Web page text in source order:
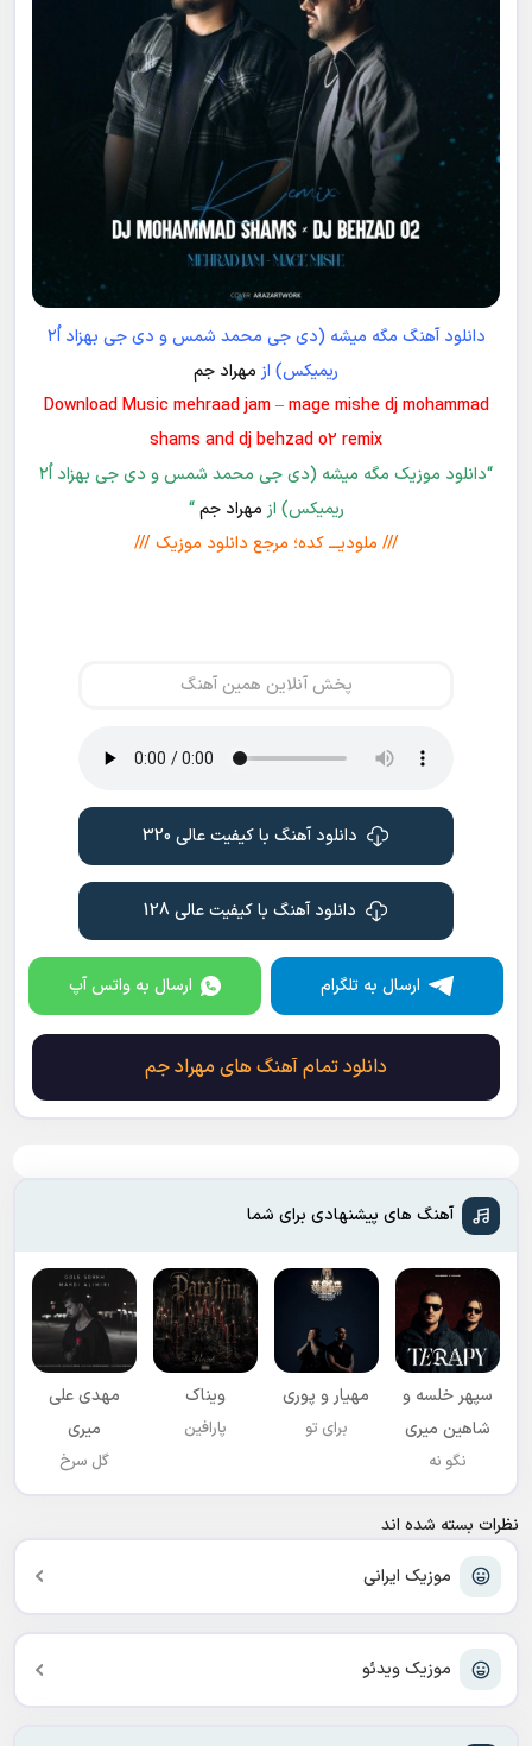
موزیک ایرانی
موزیک ویدئو
دانلود آهنگ مگه میشه (دی جی محمد شمس و دی جی بهزاد اُ۲
ریمیکس) از مهراد جم
Download Music mehraad jam – mage mishe dj mohammad
shams and dj behzad o2 remix
“دانلود موزیک مگه میشه (دی جی محمد شمس و دی جی بهزاد اُ۲
ریمیکس) از مهراد جم“
/// ملودیـــ کده؛ مرجع دانلود موزیک ///
پخش آنلاین همین آهنگ
دانلود آهنگ با کیفیت عالی 320
دانلود آهنگ با کیفیت عالی 128
ارسال به تلگرام ارسال به واتس آپ
دانلود تمام آهنگ های مهراد جم
آهنگ های پیشنهادی برای شما
سپهر خلسه و
شاهین میری
نگو نه
مهیار و پوری
برای تو
ویناک
پارافین
مهدی علی
میری
گل سرخ
نظرات بسته شده اند